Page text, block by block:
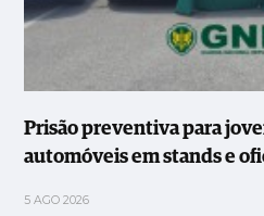
Prisão preventiva para
automóveis em stands e
5 AGO 2026